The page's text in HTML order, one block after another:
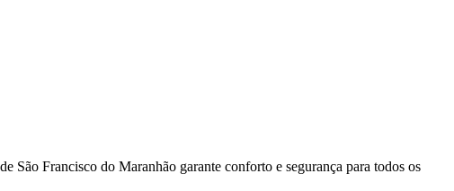
São Francisco do Maranhão garante conforto e segurança para todos os